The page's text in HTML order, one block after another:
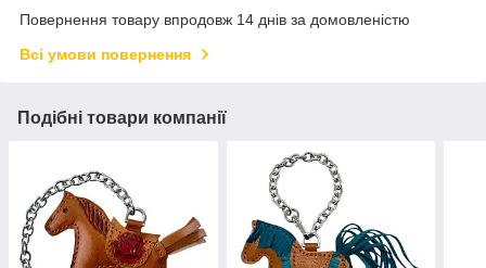
Повернення товару впродовж 14 днів за домовленістю
Всі умови повернення
Подібні товари компанії